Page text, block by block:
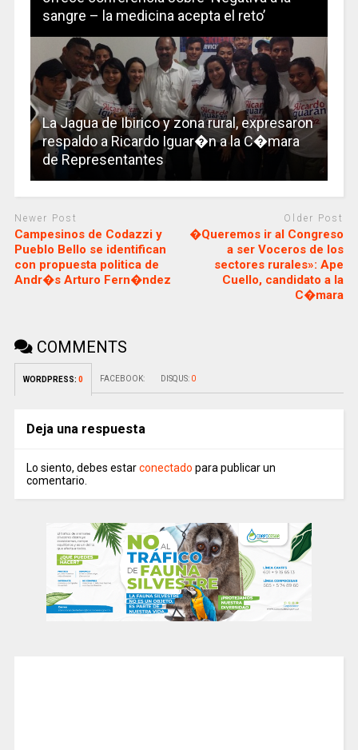
sangre – la medicina acepta el reto’
La Jagua de Ibirico y zona rural, expresaron
respaldo a Ricardo Iguar�n a la C�mara
de Representantes
Newer Post
Campesinos de Codazzi y
Pueblo Bello se identifican
con propuesta politica de
Andr�s Arturo Fern�ndez
Older Post
�Queremos ir al Congreso
a ser Voceros de los
sectores rurales»: Ape
Cuello, candidato a la
C�mara
COMMENTS
WORDPRESS: 0 FACEBOOK: DISQUS: 0
Deja una respuesta
Lo siento, debes estarconectado para publicar un
comentario.